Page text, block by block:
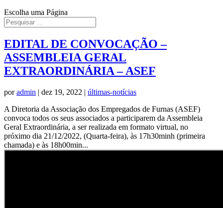
Escolha uma Página
EDITAL DE CONVOCAÇÃO –
ASSEMBLEIA GERAL
EXTRAORDINÁRIA – ASEF
poradmin | dez 19, 2022 | últimas-notícias
A Diretoria da Associação dos Empregados de Furnas (ASEF)
convoca todos os seus associados a participarem da Assembleia
Geral Extraordinária, a ser realizada em formato virtual, no
próximo dia 21/12/2022, (Quarta-feira), às 17h30minh (primeira
chamada) e às 18h00min...